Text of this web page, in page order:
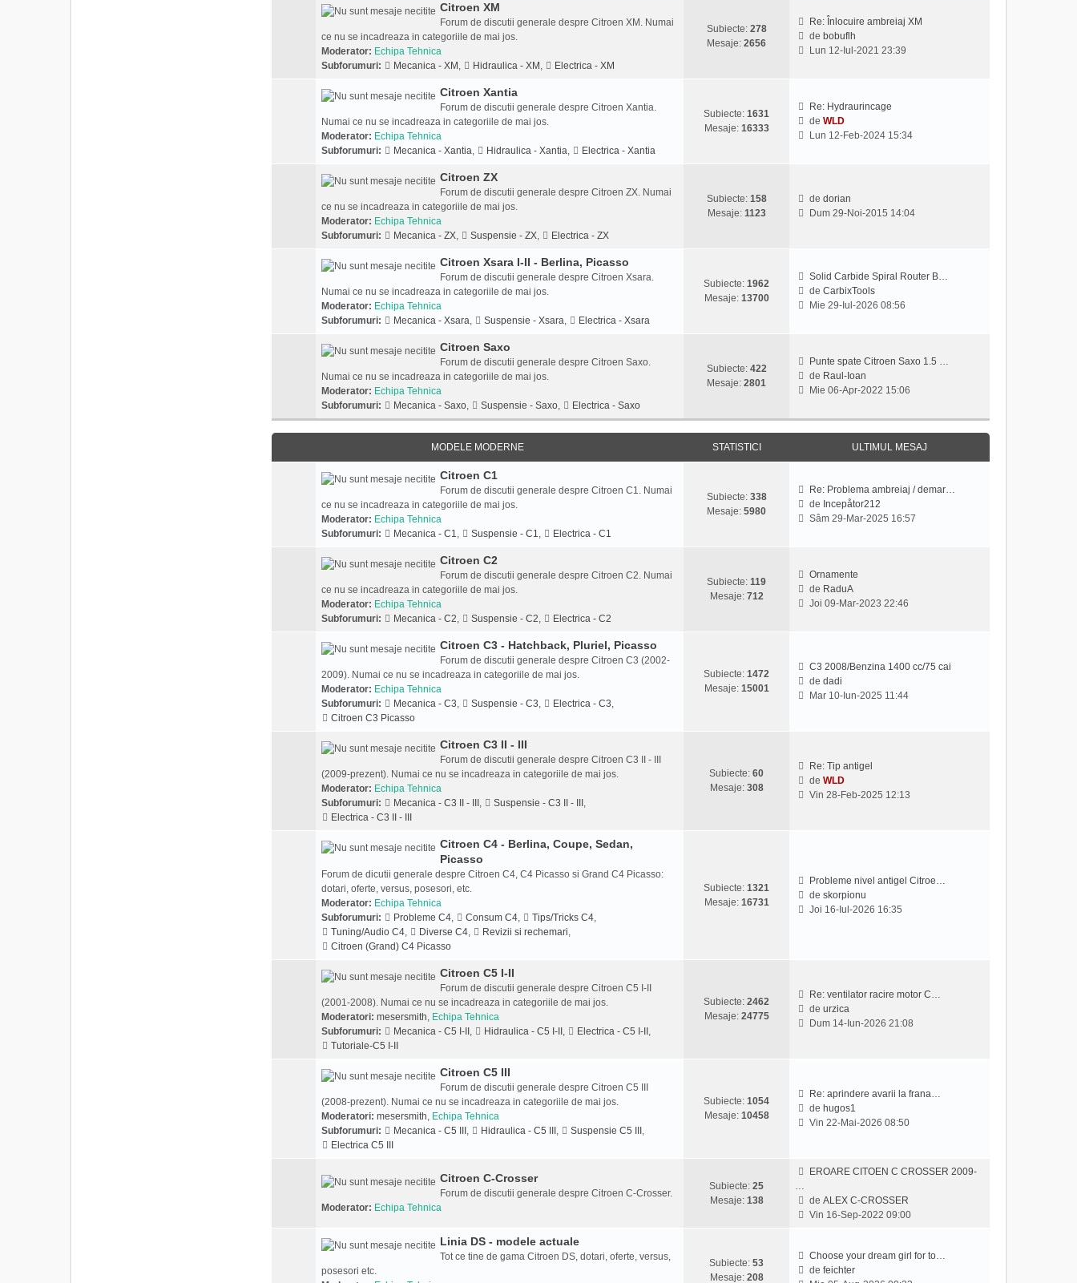
m
s
u
t
l
e
Citroen XM
Forum de discutii generale despre Citroen XM. Numai
ce nu se incadreaza in categoriile de mai jos.
Moderator: Echipa Tehnica
Subforumuri:
Mecanica - XM , Hidraulica - XM , Electrica - XM
Subiecte: 278
Mesaje: 2656
Re: Înlocuire ambreiaj XM
de bobuflh
V
u
t
e
Lun 12-Iul-2021 23:39
Citroen Xantia
Forum de discutii generale despre Citroen Xantia.
Numai ce nu se incadreaza in categoriile de mai jos.
Moderator: Echipa Tehnica
Subforumuri:
Mecanica - Xantia, Hidraulica - Xantia, Electrica - Xantia
Subiecte: 1631
Mesaje: 16333
Re: Hydraurincage
deWLD
V
t
l
m
e
Lun 12-Feb-2024 15:34
Citroen ZX
Forum de discutii generale despre Citroen ZX. Numai
ce nu se incadreaza in categoriile de mai jos.
Moderator: Echipa Tehnica
Subforumuri:
Mecanica - ZX, Suspensie - ZX, Electrica - ZX
Subiecte: 158
Mesaje: 1123
dedorian
V
l
t
i
m
e
s
Dum 29-Noi-2015 14:04
Citroen Xsara I-II - Berlina, Picasso
Forum de discutii generale despre Citroen Xsara.
Numai ce nu se incadreaza in categoriile de mai jos.
Moderator: Echipa Tehnica
Subforumuri:
Mecanica - Xsara, Suspensie - Xsara, Electrica - Xsara
Subiecte: 1962
Mesaje: 13700
Solid Carbide Spiral Router B…
deCarbixTools
V
u
t
m
u
l
m
s
j
Mie 29-Iul-2026 08:56
Citroen Saxo
Forum de discutii generale despre Citroen Saxo.
Numai ce nu se incadreaza in categoriile de mai jos.
Moderator: Echipa Tehnica
Subforumuri:
Mecanica - Saxo, Suspensie - Saxo, Electrica - Saxo
Subiecte: 422
Mesaje: 2801
Punte spate Citroen Saxo 1.5 …
de Raul-Ioan
V
u
i
m
u
j
Mie 06-Apr-2022 15:06
MODELE MODERNE STATISTICI ULTIMUL MESAJ
Citroen C1
Forum de discutii generale despre Citroen C1. Numai
ce nu se incadreaza in categoriile de mai jos.
Moderator: Echipa Tehnica
Subforumuri:
Mecanica - C1, Suspensie - C1, Electrica - C1
Subiecte: 338
Mesaje: 5980
Re: Problema ambreiaj / demar…
de Incepåtor212
V
t
m
s
Sâm 29-Mar-2025 16:57
Citroen C2
Forum de discutii generale despre Citroen C2. Numai
ce nu se incadreaza in categoriile de mai jos.
Moderator: Echipa Tehnica
Subforumuri:
Mecanica - C2, Suspensie - C2, Electrica - C2
Subiecte: 119
Mesaje: 712
Ornamente
de RaduA
V
l
i
e
a
Joi 09-Mar-2023 22:46
Citroen C3 - Hatchback, Pluriel, Picasso
Forum de discutii generale despre Citroen C3 (2002-
2009). Numai ce nu se incadreaza in categoriile de mai jos.
Moderator: Echipa Tehnica
Subforumuri:
Mecanica - C3, Suspensie - C3, Electrica - C3,
Citroen C3 Picasso
Subiecte: 1472
Mesaje: 15001
C3 2008/Benzina 1400 cc/75 cai
dedadi
V
l
i
s
a
j
Mar 10-Iun-2025 11:44
Citroen C3 II - III
Forum de discutii generale despre Citroen C3 II - III
(2009-prezent). Numai ce nu se incadreaza in categoriile de mai jos.
Moderator: Echipa Tehnica
Subforumuri:
Mecanica - C3 II - III , Suspensie - C3 II - III ,
Electrica - C3 II - III
Subiecte: 60
Mesaje: 308
Re: Tip antigel
deWLD
V
t
i
m
a
Vin 28-Feb-2025 12:13
Citroen C4 - Berlina, Coupe, Sedan,
Picasso
Forum de dicutii generale despre Citroen C4, C4 Picasso si Grand C4 Picasso:
dotari, oferte, versus, posesori, etc.
Moderator: Echipa Tehnica
Subforumuri:
Probleme C4, Consum C4, Tips/Tricks C4,
Tuning/Audio C4, Diverse C4, Revizii si rechemari,
Citroen (Grand) C4 Picasso
Subiecte: 1321
Mesaje: 16731
Probleme nivel antigel Citroe…
deskorpionu
V
t
m
s
j
Joi 16-Iul-2026 16:35
Citroen C5 I-II
Forum de discutii generale despre Citroen C5 I-II
(2001-2008). Numai ce nu se incadreaza in categoriile de mai jos.
Moderatori: mesersmith, Echipa Tehnica
Subforumuri:
Mecanica - C5 I-II , Hidraulica - C5 I-II , Electrica - C5 I-II ,
Tutoriale-C5 I-II
Subiecte: 2462
Mesaje: 24775
Re: ventilator racire motor C…
deurzica
V
l
i
m
s
a
Dum 14-Iun-2026 21:08
Citroen C5 III
Forum de discutii generale despre Citroen C5 III
(2008-prezent). Numai ce nu se incadreaza in categoriile de mai jos.
Moderatori: mesersmith, Echipa Tehnica
Subforumuri:
Mecanica - C5 III , Hidraulica - C5 III , Suspensie C5 III ,
Electrica C5 III
Subiecte: 1054
Mesaje: 10458
Re: aprindere avarii la frana…
de hugos1
V
u
t
i
Vin 22-Mai-2026 08:50
Citroen C-Crosser
Forum de discutii generale despre Citroen C-Crosser.
Moderator: Echipa Tehnica
Subiecte: 25
Mesaje: 138
EROARE CITOEN C CROSSER 2009-
…
deALEX C-CROSSER
i
Vin 16-Sep-2022 09:00
Linia DS - modele actuale
Tot ce tine de gama Citroen DS, dotari, oferte, versus,
posesori etc.
Subiecte: 53
Mesaje: 208
Choose your dream girl for to…
defeichter
V